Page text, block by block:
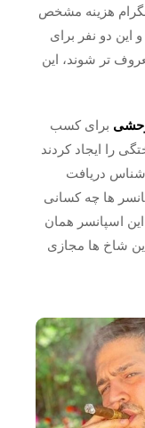
هزینه مشخص
دو نفر برای
تر شوند، این
وحشی برای کسب
را ایجاد کردند
دریافت
ها چه کسانی
این اسپانسر همان
شاخ ها مجازی